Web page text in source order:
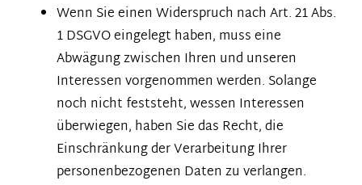
Wenn Sie einen Widerspruch nach Art. 21 Abs.
1 DSGVO eingelegt haben, muss eine
Abwägung zwischen Ihren und unseren
Interessen vorgenommen werden. Solange
noch nicht feststeht, wessen Interessen
überwiegen, haben Sie das Recht, die
Einschränkung der Verarbeitung Ihrer
personenbezogenen Daten zu verlangen.